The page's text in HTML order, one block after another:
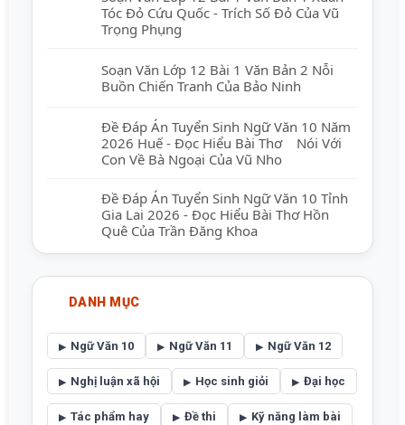
Tóc Đỏ Cứu Quốc - Trích Số Đỏ Của Vũ
Trọng Phụng
Soạn Văn Lớp 12 Bài 1 Văn Bản 2 Nỗi
Buồn Chiến Tranh Của Bảo Ninh
Đề Đáp Án Tuyển Sinh Ngữ Văn 10 Năm
2026 Huế - Đọc Hiểu Bài Thơ Nói Với
Con Về Bà Ngoại Của Vũ Nho
Đề Đáp Án Tuyển Sinh Ngữ Văn 10 Tỉnh
Gia Lai 2026 - Đọc Hiểu Bài Thơ Hồn
Quê Của Trần Đăng Khoa
DANH MỤC
Ngữ Văn 10 Ngữ Văn 11 Ngữ Văn 12
Nghị luận xã hội Học sinh giỏi Đại học
Tác phẩm hay Đề thi Kỹ năng làm bài